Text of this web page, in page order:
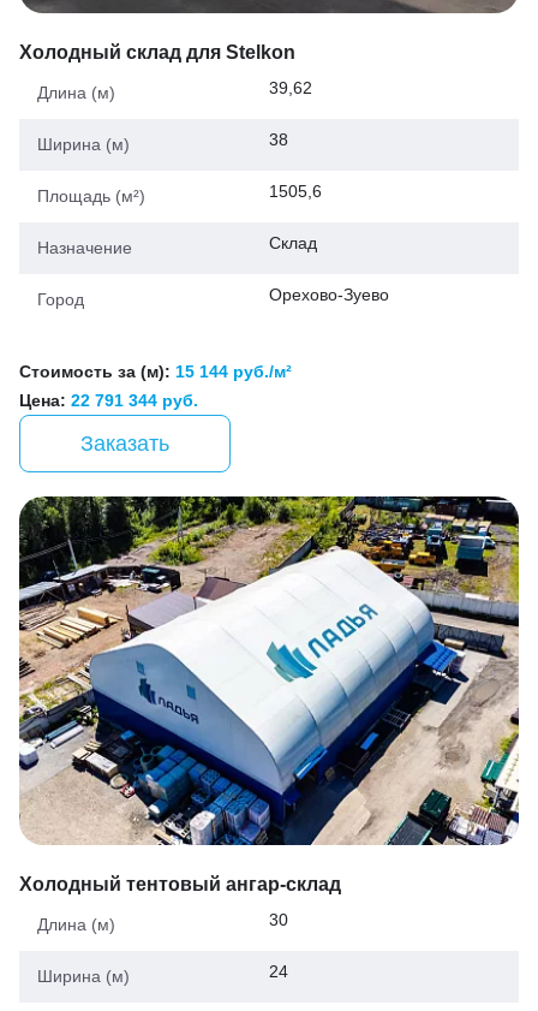
Холодный склад для Stelkon
Длина (м) 39,62
Ширина (м) 38
Площадь (м²) 1505,6
Назначение Склад
Город Орехово-Зуево
Стоимость за (м): 15 144 руб./м²
Цена: 22 791 344 руб.
Заказать
Холодный тентовый ангар-склад
Длина (м) 30
Ширина (м) 24